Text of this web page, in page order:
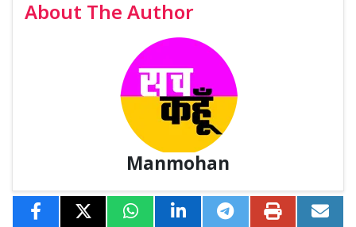
About The Author
Manmohan